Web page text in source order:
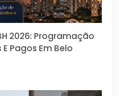
2026: Programação
Pagos Em Belo